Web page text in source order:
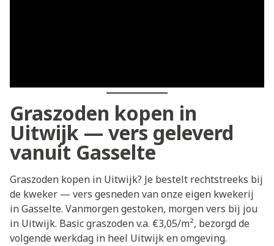
Graszoden kopen in
Uitwijk — vers geleverd
vanuit Gasselte
Graszoden kopen in Uitwijk? Je bestelt rechtstreeks bij
de kweker — vers gesneden van onze eigen kwekerij
in Gasselte. Vanmorgen gestoken, morgen vers bij jou
in Uitwijk. Basic graszoden v.a. €3,05/m², bezorgd de
volgende werkdag in heel Uitwijk en omgeving.